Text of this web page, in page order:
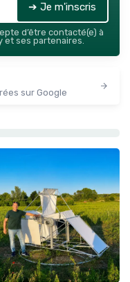
➔ Je m'inscris
d’être contacté(e) à
et ses partenaires.
sur Google